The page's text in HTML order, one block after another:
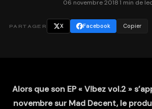
06 novembre 20181 min de
PARTAGER X Facebook Copier
Alors que son EP « V!bez vol.2 »
novembre sur Mad Decent, le